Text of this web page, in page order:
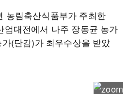
농림축산식품부가 주최한
업대전에서 나주 장동균 농가
(단감)가 최우수상을 받았